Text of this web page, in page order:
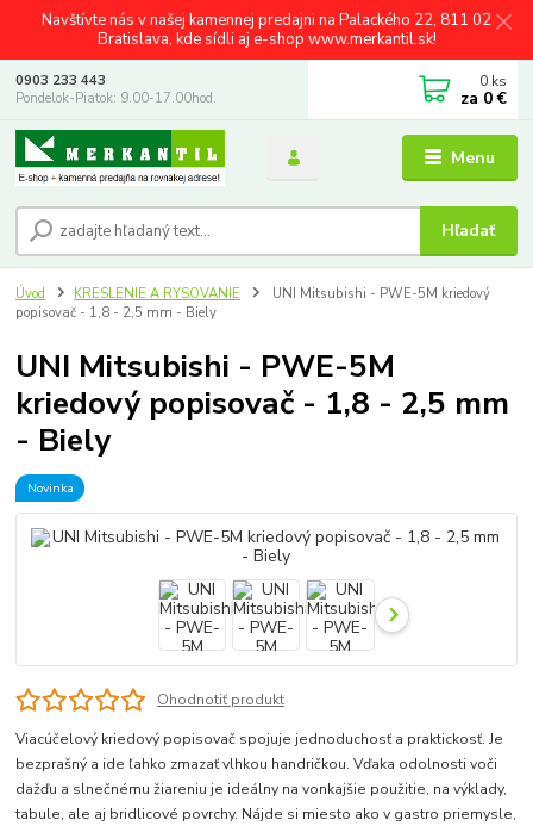
Navštívte nás v našej kamennej predajni na Palackého 22, 811 02
Bratislava, kde sídli aj e-shop www.merkantil.sk!
Menu
Hľadať
0903 233 443
Pondelok-Piatok: 9.00-17.00hod.
0 ks
za 0 €
Úvod KRESLENIE A RYSOVANIE
UNI Mitsubishi - PWE-5M kriedový
popisovač - 1,8 - 2,5 mm - Biely
UNI Mitsubishi - PWE-5M
kriedový popisovač - 1,8 - 2,5 mm
- Biely
Novinka
Ohodnotiť produkt
Viacúčelový kriedový popisovač spojuje jednoduchosť a praktickosť. Je
bezprašný a ide ľahko zmazať vlhkou handričkou. Vďaka odolnosti voči
dažďu a slnečnému žiareniu je ideálny na vonkajšie použitie, na výklady,
tabule, ale aj bridlicové povrchy. Nájde si miesto ako v gastro priemysle,